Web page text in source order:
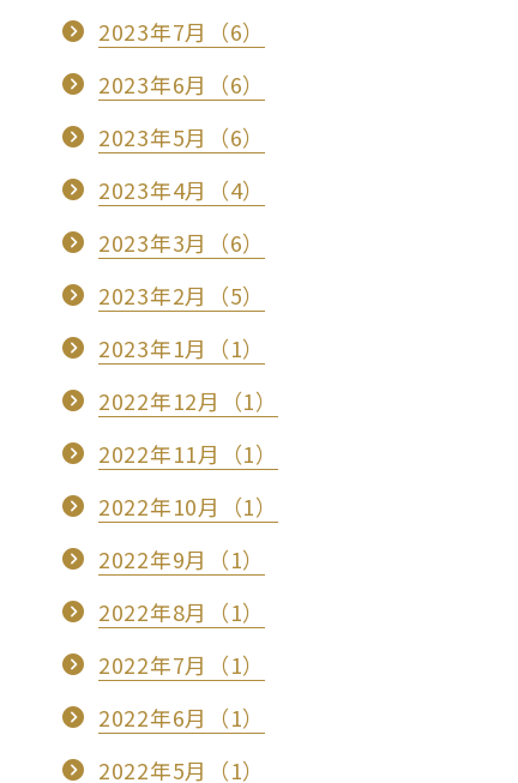
2023年7月（6）
2023年6月（6）
2023年5月（6）
2023年4月（4）
2023年3月（6）
2023年2月（5）
2023年1月（1）
2022年12月（1）
2022年11月（1）
2022年10月（1）
2022年9月（1）
2022年8月（1）
2022年7月（1）
2022年6月（1）
2022年5月（1）